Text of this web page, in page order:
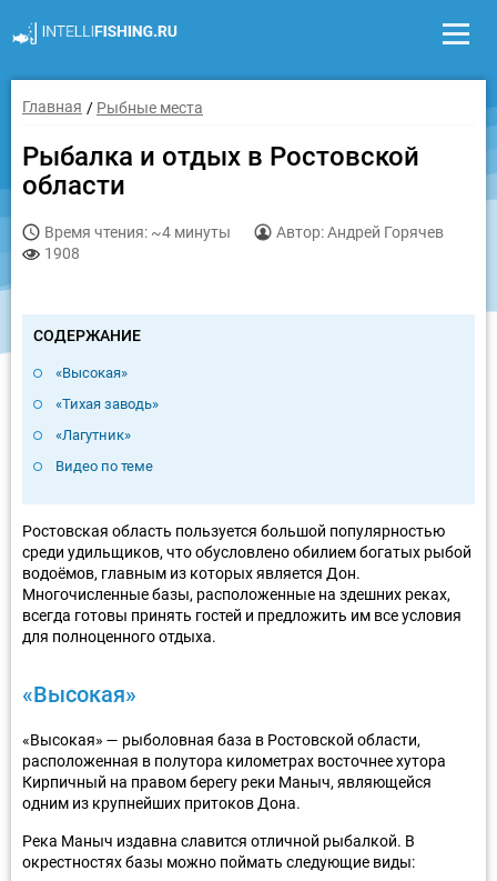
Главная Рыбные места
Рыбалка и отдых в Ростовской
области
Время чтения: ~4 минуты
Автор: Андрей Горячев
1908
СОДЕРЖАНИЕ
«Высокая»
«Тихая заводь»
«Лагутник»
Видео по теме
Ростовская область пользуется большой популярностью
среди удильщиков, что обусловлено обилием богатых рыбой
водоёмов, главным из которых является Дон.
Многочисленные базы, расположенные на здешних реках,
всегда готовы принять гостей и предложить им все условия
для полноценного отдыха.
«Высокая»
«Высокая» — рыболовная база в Ростовской области,
расположенная в полутора километрах восточнее хутора
Кирпичный на правом берегу реки Маныч, являющейся
одним из крупнейших притоков Дона.
Река Маныч издавна славится отличной рыбалкой. В
окрестностях базы можно поймать следующие виды: